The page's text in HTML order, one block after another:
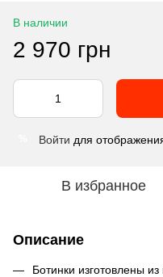
В наличии
2 970 грн
Войти для
В избранное
Описание
Ботинки изготовлены из